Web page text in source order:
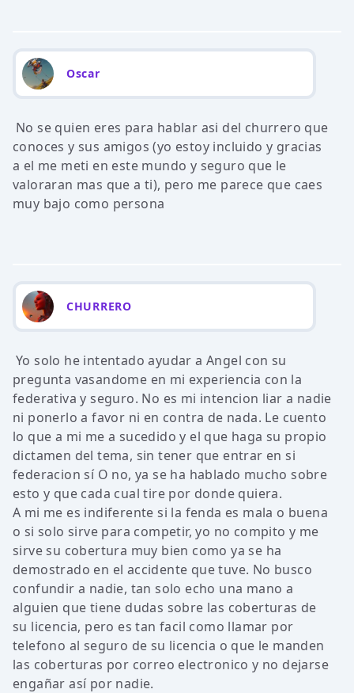
Oscar
No se quien eres para hablar asi del churrero que
conoces y sus amigos (yo estoy incluido y gracias
a el me meti en este mundo y seguro que le
valoraran mas que a ti), pero me parece que caes
muy bajo como persona
CHURRERO
Yo solo he intentado ayudar a Angel con su
pregunta vasandome en mi experiencia con la
federativa y seguro. No es mi intencion liar a nadie
ni ponerlo a favor ni en contra de nada. Le cuento
lo que a mi me a sucedido y el que haga su propio
dictamen del tema, sin tener que entrar en si
federacion sí O no, ya se ha hablado mucho sobre
esto y que cada cual tire por donde quiera.
A mi me es indiferente si la fenda es mala o buena
o si solo sirve para competir, yo no compito y me
sirve su cobertura muy bien como ya se ha
demostrado en el accidente que tuve. No busco
confundir a nadie, tan solo echo una mano a
alguien que tiene dudas sobre las coberturas de
su licencia, pero es tan facil como llamar por
telefono al seguro de su licencia o que le manden
las coberturas por correo electronico y no dejarse
engañar así por nadie.